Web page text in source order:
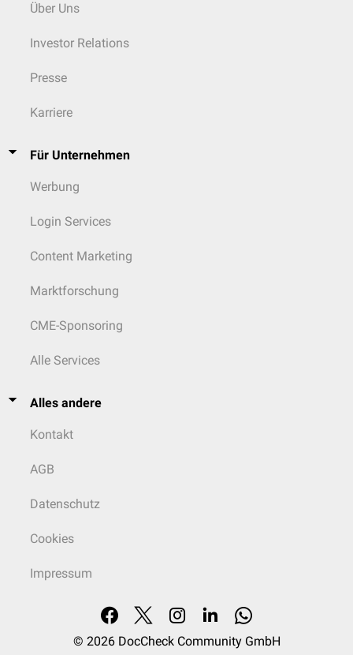
Über Uns
Investor Relations
Presse
Karriere
Für Unternehmen
Werbung
Login Services
Content Marketing
Marktforschung
CME-Sponsoring
Alle Services
Alles andere
Kontakt
AGB
Datenschutz
Cookies
Impressum
© 2026 DocCheck Community GmbH